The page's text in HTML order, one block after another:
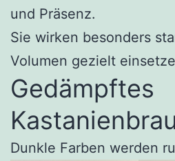
und Präsenz.
Sie wirken besonders
Volumen gezielt
Gedämpftes
Dunkle Farben werden